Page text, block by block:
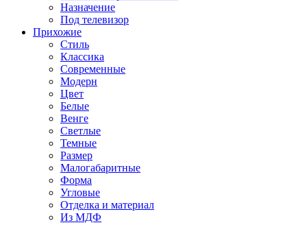
Назначение
Под телевизор
Прихожие
Стиль
Классика
Современные
Модерн
Цвет
Белые
Венге
Светлые
Темные
Размер
Малогабаритные
Форма
Угловые
Отделка и материал
Из МДФ